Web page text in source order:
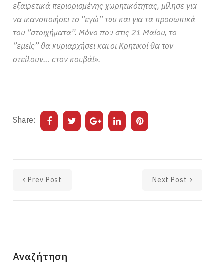
εξαιρετικά περιορισμένης χωρητικότητας, μίλησε για
να ικανοποιήσει το ‘’εγώ’’ του και για τα προσωπικά
του ‘’στοιχήματα’’. Μόνο που στις 21 Μαΐου, το
‘’εμείς’’ θα κυριαρχήσει και οι Κρητικοί θα τον
στείλουν… στον κουβά!».
Share:
Prev Post Next Post
Αναζήτηση